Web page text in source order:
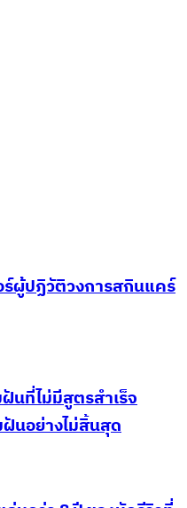
ร์ผู้ปฏิวัติวงการสกินแคร์
นที่ไม่มีสูตรสำเร็จ
นอย่างไม่สิ้นสุด